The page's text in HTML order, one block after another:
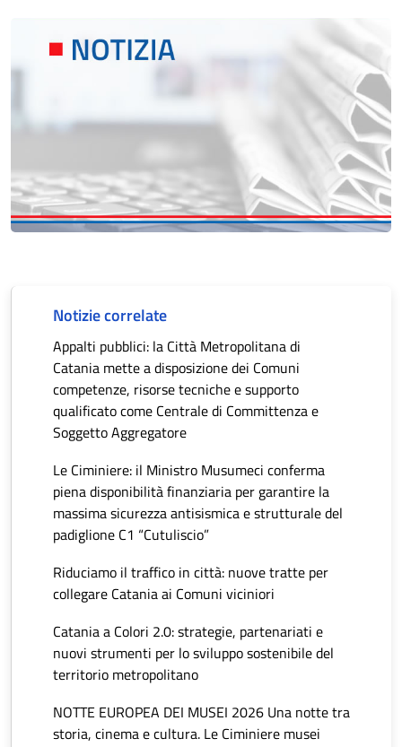
Notizie correlate
Appalti pubblici: la Città Metropolitana di
Catania mette a disposizione dei Comuni
competenze, risorse tecniche e supporto
qualificato come Centrale di Committenza e
Soggetto Aggregatore
Le Ciminiere: il Ministro Musumeci conferma
piena disponibilità finanziaria per garantire la
massima sicurezza antisismica e strutturale del
padiglione C1 “Cutuliscio”
Riduciamo il traffico in città: nuove tratte per
collegare Catania ai Comuni viciniori
Catania a Colori 2.0: strategie, partenariati e
nuovi strumenti per lo sviluppo sostenibile del
territorio metropolitano
NOTTE EUROPEA DEI MUSEI 2026 Una notte tra
storia, cinema e cultura. Le Ciminiere musei